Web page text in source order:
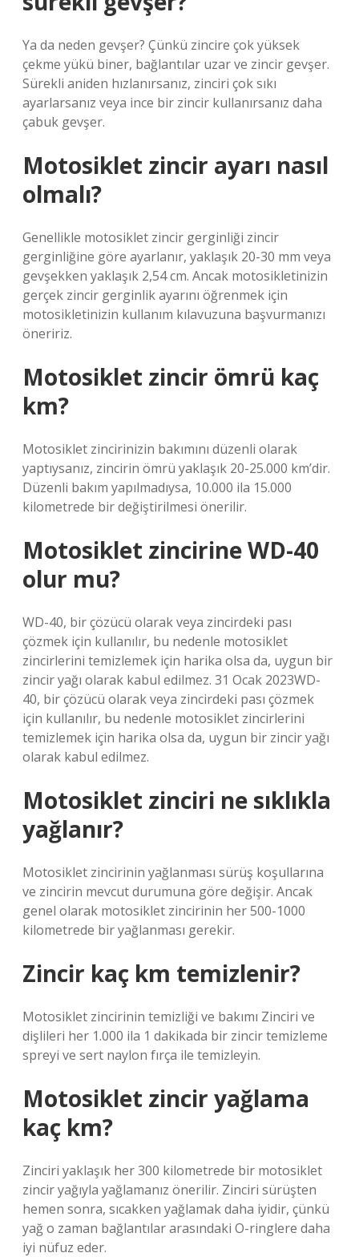
Ya da neden gevşer? Çünkü zincire çok yüksek
çekme yükü biner, bağlantılar uzar ve zincir gevşer.
Sürekli aniden hızlanırsanız, zinciri çok sıkı
ayarlarsanız veya ince bir zincir kullanırsanız daha
çabuk gevşer.
Motosiklet zincir ayarı nasıl
olmalı?
Genellikle motosiklet zincir gerginliği zincir
gerginliğine göre ayarlanır, yaklaşık 20-30 mm veya
gevşekken yaklaşık 2,54 cm. Ancak motosikletinizin
gerçek zincir gerginlik ayarını öğrenmek için
motosikletinizin kullanım kılavuzuna başvurmanızı
öneririz.
Motosiklet zincir ömrü kaç
km?
Motosiklet zincirinizin bakımını düzenli olarak
yaptıysanız, zincirin ömrü yaklaşık 20-25.000 km’dir.
Düzenli bakım yapılmadıysa, 10.000 ila 15.000
kilometrede bir değiştirilmesi önerilir.
Motosiklet zincirine WD-40
olur mu?
WD-40, bir çözücü olarak veya zincirdeki pası
çözmek için kullanılır, bu nedenle motosiklet
zincirlerini temizlemek için harika olsa da, uygun bir
zincir yağı olarak kabul edilmez. 31 Ocak 2023WD-
40, bir çözücü olarak veya zincirdeki pası çözmek
için kullanılır, bu nedenle motosiklet zincirlerini
temizlemek için harika olsa da, uygun bir zincir yağı
olarak kabul edilmez.
Motosiklet zinciri ne sıklıkla
yağlanır?
Motosiklet zincirinin yağlanması sürüş koşullarına
ve zincirin mevcut durumuna göre değişir. Ancak
genel olarak motosiklet zincirinin her 500-1000
kilometrede bir yağlanması gerekir.
Zincir kaç km temizlenir?
Motosiklet zincirinin temizliği ve bakımı Zinciri ve
dişlileri her 1.000 ila 1 dakikada bir zincir temizleme
spreyi ve sert naylon fırça ile temizleyin.
Motosiklet zincir yağlama
kaç km?
Zinciri yaklaşık her 300 kilometrede bir motosiklet
zincir yağıyla yağlamanız önerilir. Zinciri sürüşten
hemen sonra, sıcakken yağlamak daha iyidir, çünkü
yağ o zaman bağlantılar arasındaki O-ringlere daha
iyi nüfuz eder.